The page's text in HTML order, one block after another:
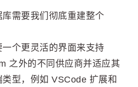
库需要我们彻底重建整个
一个更灵活的界面来支持
之外的不同供应商并适应其
型，例如 VSCode 扩展和